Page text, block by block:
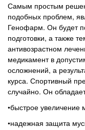
Самым простым
подобных проблем,
Генофарм. Он будет
подготовки, а также
антивозрастном
медикамент в
осложнений, а
курса. Спортивный
случайно. Он
•быстрое
•надежная защита